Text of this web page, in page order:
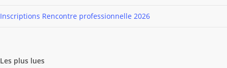
Inscriptions Rencontre professionnelle 2026
Les plus lues